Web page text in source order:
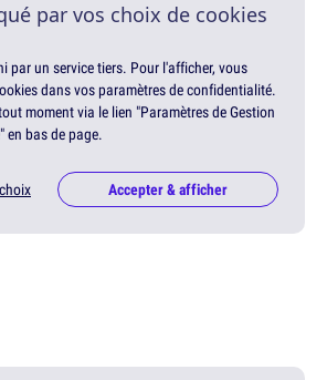
par vos choix de cookies
par un service tiers. Pour l'afficher, vous
dans vos paramètres de confidentialité.
moment via le lien "Paramètres de Gestion
en bas de page.
Accepter & afficher